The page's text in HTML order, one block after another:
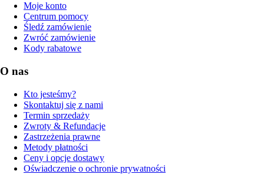
Moje konto
Centrum pomocy
Śledź zamówienie
Zwróć zamówienie
Kody rabatowe
O nas
Kto jesteśmy?
Skontaktuj się z nami
Termin sprzedaży
Zwroty & Refundacje
Zastrzeżenia prawne
Metody płatności
Ceny i opcje dostawy
Oświadczenie o ochronie prywatności